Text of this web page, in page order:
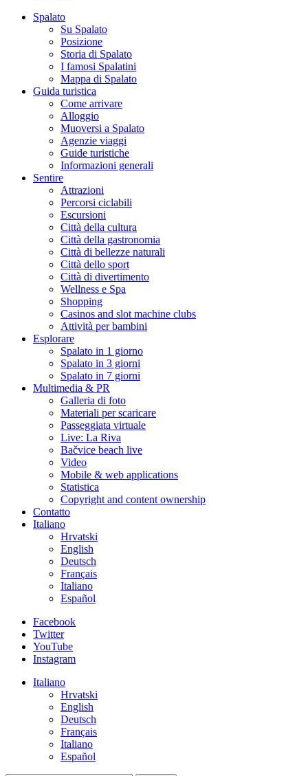
Spalato
Su Spalato
Posizione
Storia di Spalato
I famosi Spalatini
Mappa di Spalato
Guida turistica
Come arrivare
Alloggio
Muoversi a Spalato
Agenzie viaggi
Guide turistiche
Informazioni generali
Sentire
Attrazioni
Percorsi ciclabili
Escursioni
Città della cultura
Città della gastronomia
Città di bellezze naturali
Città dello sport
Città di divertimento
Wellness e Spa
Shopping
Casinos and slot machine clubs
Attività per bambini
Esplorare
Spalato in 1 giorno
Spalato in 3 giorni
Spalato in 7 giorni
Multimedia & PR
Galleria di foto
Materiali per scaricare
Passeggiata virtuale
Live: La Riva
Bačvice beach live
Video
Mobile & web applications
Statistica
Copyright and content ownership
Contatto
Italiano
Hrvatski
English
Deutsch
Français
Italiano
Español
Facebook
Twitter
YouTube
Instagram
Italiano
Hrvatski
English
Deutsch
Français
Italiano
Español